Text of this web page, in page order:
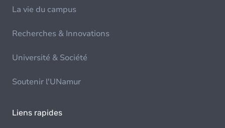
La vie du campus
Recherches & Innovations
Université & Société
Soutenir l'UNamur
Liens rapides